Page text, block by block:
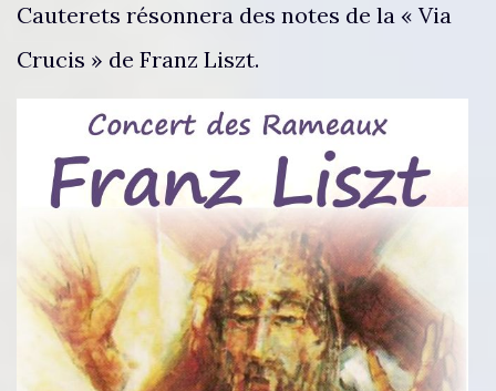
Cauterets résonnera des notes de la « Via
Crucis » de Franz Liszt.